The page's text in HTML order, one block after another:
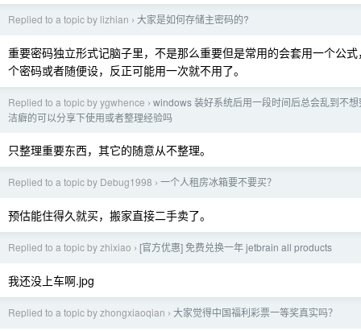
Replied to a topic by lizhian › 大家是如何存储主密码的?
重要密码独立形式记脑子里，不是那么重要但是常用的会套用一个公
个密码或者随便设，反正可能用一次就不用了。
Replied to a topic by ygwhence › windows 装好系统后用一段时间后总会乱到不
洁癖的可以分享下使用或者整理经验吗
只整理重要东西，其它的随意从不整理。
Replied to a topic by Debug1998 › 一个人租房冰箱要不要买？
预估能住得久就买，搬家直接二手卖了。
Replied to a topic by zhixiao › [官方优惠] 免费兑换一年 jetbrain all products
我还没上车啊.jpg
Replied to a topic by zhongxiaoqian › 大家觉得中国福利彩票一等奖真实吗？